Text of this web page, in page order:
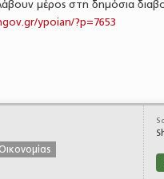
μέρος στη δημόσια
ypoian/?p=7653